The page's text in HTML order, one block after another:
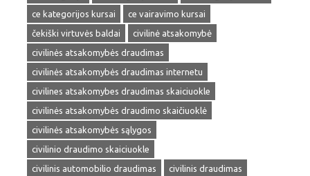
ce kategorijos kursai
ce vairavimo kursai
čekiški virtuvės baldai
civilinė atsakomybė
civilinės atsakomybės draudimas
civilinės atsakomybės draudimas internetu
civilines atsakomybes draudimas skaiciuokle
civilinės atsakomybės draudimo skaičiuoklė
civilinės atsakomybės sąlygos
civilinio draudimo skaiciuokle
civilinis automobilio draudimas
civilinis draudimas